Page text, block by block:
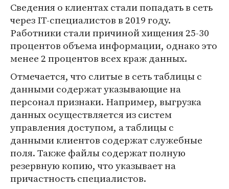
Сведения о клиентах стали попадать в сеть
через IT-специалистов в 2019 году.
Работники стали причиной хищения 25-30
процентов объема информации, однако это
менее 2 процентов всех краж данных.
Отмечается, что слитые в сеть таблицы с
данными содержат указывающие на
персонал признаки. Например, выгрузка
данных осуществляется из систем
управления доступом, а таблицы с
данными клиентов содержат служебные
поля. Также файлы содержат полную
резервную копию, что указывает на
причастность специалистов.